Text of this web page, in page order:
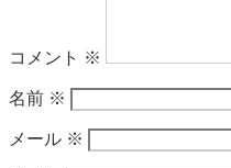
コメント ※
名前 ※
メール ※